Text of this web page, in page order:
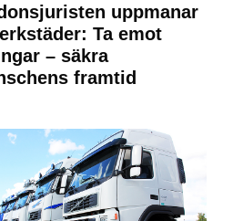
uppmanar
Ta emot
– säkra
framtid